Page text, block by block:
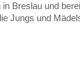
Breslau und
Jungs und